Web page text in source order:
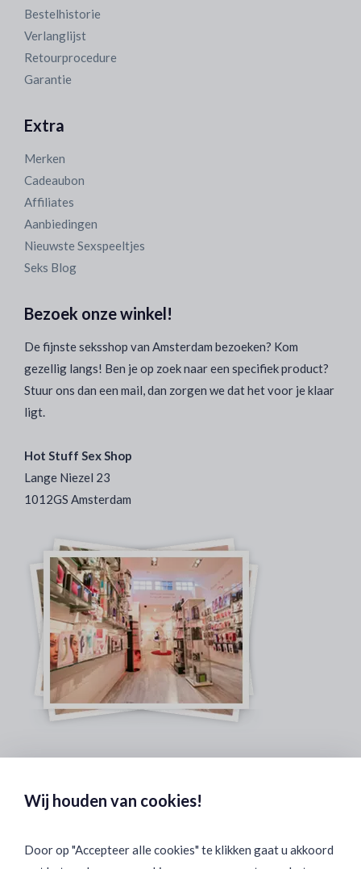
Bestelhistorie
Verlanglijst
Retourprocedure
Garantie
Extra
Merken
Cadeaubon
Affiliates
Aanbiedingen
Nieuwste Sexspeeltjes
Seks Blog
Bezoek onze winkel!
De fijnste seksshop van Amsterdam bezoeken? Kom
gezellig langs! Ben je op zoek naar een specifiek product?
Stuur ons dan een mail, dan zorgen we dat het voor je klaar
ligt.
Hot Stuff Sex Shop
Lange Niezel 23
1012GS Amsterdam
Wij houden van cookies!
Door op "Accepteer alle cookies" te klikken gaat u akkoord